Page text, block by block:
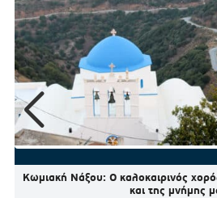
Κωμιακή Νάξου: Ο καλοκαιρινός
και της μνήμης